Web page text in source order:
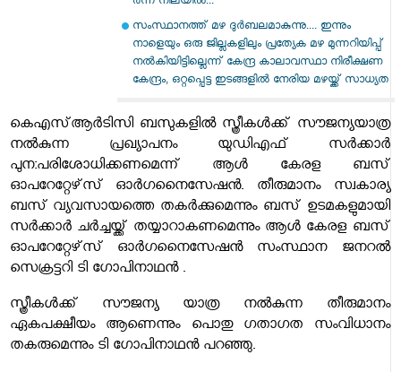
സംസ്ഥാനത്ത് മഴ ദുർബലമാകുന്നു.... ഇന്നും
നാളെയും ഒരു ജില്ലകളിലും പ്രത്യേക മഴ മുന്നറിയിപ്പ്
നൽകിയിട്ടില്ലെന്ന് കേന്ദ്ര കാലാവസ്ഥാ നിരീക്ഷണ
കേന്ദ്രം, ഒറ്റപ്പെട്ട ഇടങ്ങളിൽ നേരിയ മഴയ്ക്ക് സാധ്യത
കെഎസ്ആർടിസി ബസുകളിൽ സ്ത്രീകൾക്ക് സൗജന്യയാത്ര
നൽകുന്ന പ്രഖ്യാപനം യുഡിഎഫ് സർക്കാർ
പുന:പരിശോധിക്കണമെന്ന് ആൾ കേരള ബസ്
ഓപറേറ്റേഴ്‌സ് ഓർഗനൈസേഷൻ. തീരുമാനം സ്വകാര്യ
ബസ് വ്യവസായത്തെ തകർക്കുമെന്നും ബസ് ഉടമകളുമായി
സർക്കാർ ചർച്ചയ്ക്ക് തയ്യാറാകണമെന്നും ആൾ കേരള ബസ്
ഓപറേറ്റേഴ്‌സ് ഓർഗനൈസേഷൻ സംസ്ഥാന ജനറൽ
സെക്രട്ടറി ടി ഗോപിനാഥൻ .
സ്ത്രീകൾക്ക് സൗജന്യ യാത്ര നൽകുന്ന തീരുമാനം
ഏകപക്ഷീയം ആണെന്നും പൊതു ഗതാഗത സംവിധാനം
തകരുമെന്നും ടി ഗോപിനാഥൻ പറഞ്ഞു.